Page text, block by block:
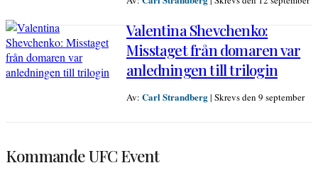
Valentina Shevchenko:
Misstaget från domaren var
anledningen till trilogin
Av: Carl Strandberg| Skrevs den 9 september
Kommande UFC Event